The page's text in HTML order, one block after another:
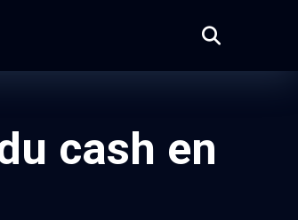
cash en